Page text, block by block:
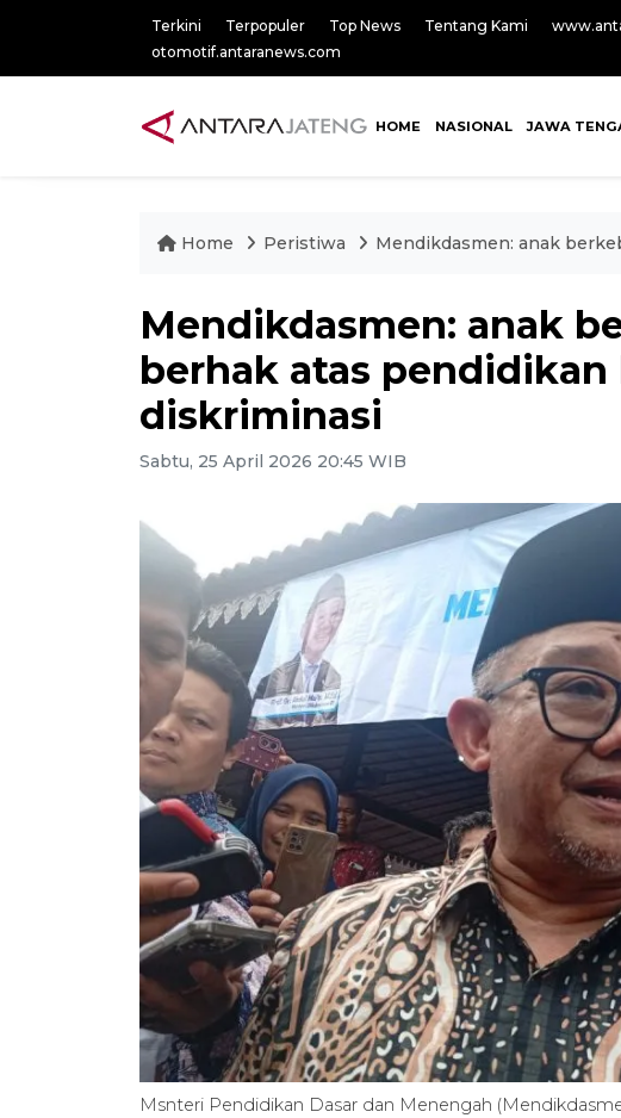
Terkini Terpopuler Top News Tentang Kami
otomotif.antaranews.com
HOME NASIONAL JAWA
Home Peristiwa Mendikdasmen: anak
Mendikdasmen: anak
berhak atas
diskriminasi
Sabtu, 25 April 2026 20:45 WIB
Msnteri Pendidikan Dasar dan Menengah